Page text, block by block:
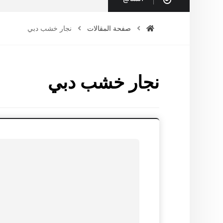
صفحة المقالات نجار خشب دبي
نجار خشب دبي